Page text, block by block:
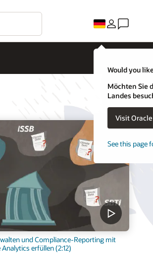
Would you
Möchten Sie
Landes
Visit
See this page
und Compliance-Reporting mit
erfüllen (2:12)